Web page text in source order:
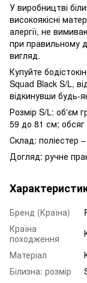
У виробництві
високоякісні
алергії, не
при правильному
вигляд.
Купуйте
Squad Black S/L,
відкинувши будь-
Розмір S/L: об'єм
59 до 81 см; обсяг
Склад: поліестер
Догляд: ручне
Бренд (Країна)
Країна
походження
Матеріал
Білизна: розмір